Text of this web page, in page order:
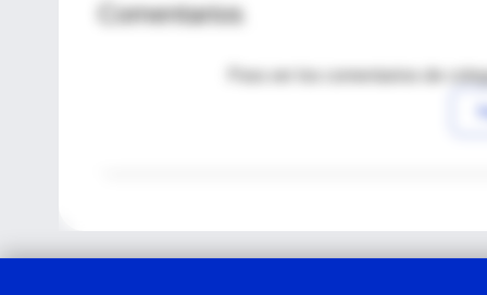
Comentarios
Para ver los comentarios de